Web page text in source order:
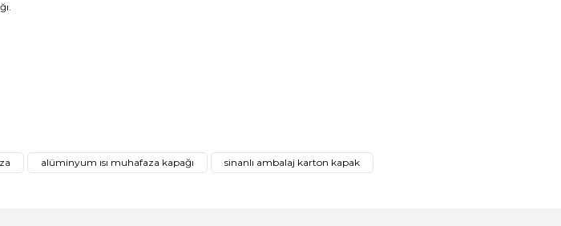
noktaları öneri formunu kullanarak tarafımıza iletebilirsiniz.
alüminyum ısı muhafaza kapağı sinanlı ambalaj karton kapak